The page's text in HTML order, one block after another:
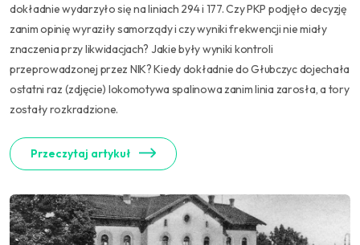
dokładnie wydarzyło się na liniach 294 i 177. Czy PKP podjęło decyzję
zanim opinię wyraziły samorządy i czy wyniki frekwencji nie miały
znaczenia przy likwidacjach? Jakie były wyniki kontroli
przeprowadzonej przez NIK? Kiedy dokładnie do Głubczyc dojechała
ostatni raz (zdjęcie) lokomotywa spalinowa zanim linia zarosła, a tory
zostały rozkradzione.
Przeczytaj artykuł